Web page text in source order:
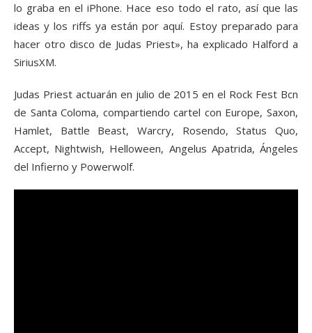
lo graba en el iPhone. Hace eso todo el rato, así que las
ideas y los riffs ya están por aquí. Estoy preparado para
hacer otro disco de Judas Priest», ha explicado Halford a
SiriusXM.
Judas Priest actuarán en julio de 2015 en el Rock Fest Bcn
de Santa Coloma, compartiendo cartel con Europe, Saxon,
Hamlet, Battle Beast, Warcry, Rosendo, Status Quo,
Accept, Nightwish, Helloween, Angelus Apatrida, Ángeles
del Infierno y Powerwolf.